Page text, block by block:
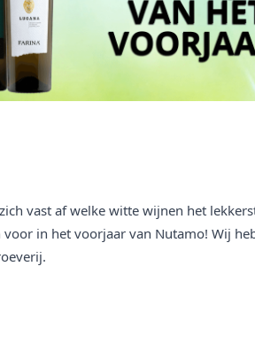
vast af welke witte wijnen het
in het voorjaar van Nutamo! Wij